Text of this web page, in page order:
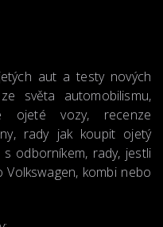
aut a testy nových
světa automobilismu,
ojeté vozy, recenze
rady jak koupit ojetý
odborníkem, rady, jestli
kombi nebo